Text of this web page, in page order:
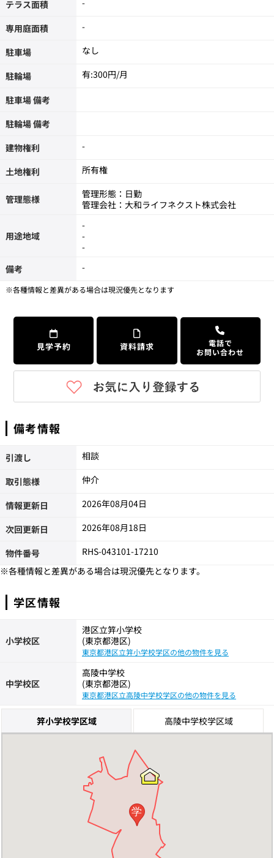
テラス面積 -
専用庭面積 -
駐車場 なし
駐輪場 有:300円/月
駐車場 備考
駐輪場 備考
建物権利
-
土地権利 所有権
管理態様
管理形態：日勤
管理会社：大和ライフネクスト株式会社
用途地域
-
-
-
備考
-
※各種情報と差異がある場合は現況優先となります
見学予約 資料請求
電話で
お問い合わせ
備考情報
引渡し 相談
取引態様 仲介
情報更新日 2026年08月04日
次回更新日 2026年08月18日
物件番号
RHS-043101-17210
※各種情報と差異がある場合は現況優先となります。
学区情報
小学校区
港区立笄小学校
(東京都港区)
東京都港区立笄小学校学区の他の物件を見る
中学校区
高陵中学校
(東京都港区)
東京都港区立高陵中学校学区の他の物件を見る
笄小学校学区域 高陵中学校学区域
学